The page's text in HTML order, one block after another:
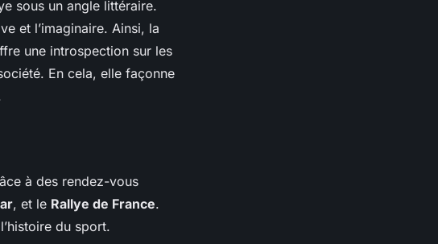
sous un angle littéraire.
et l’imaginaire. Ainsi, la
une introspection sur les
En cela, elle façonne
à des rendez-vous
, et le Rallye de France.
du sport.